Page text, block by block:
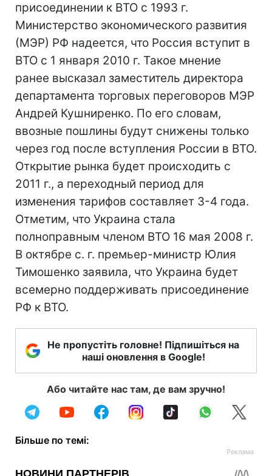
присоединении к ВТО с 1993 г.
Министерство экономического развития
(МЭР) РФ надеется, что Россия вступит в
ВТО с 1 января 2010 г. Такое мнение
ранее высказал заместитель директора
департамента торговых переговоров МЭР
Андрей Кушниренко. По его словам,
ввозные пошлины будут снижены только
через год после вступления России в ВТО.
Открытие рынка будет происходить с
2011 г., а переходный период для
изменения тарифов составляет 3-4 года.
Отметим, что Украина стала
полноправным членом ВТО 16 мая 2008 г.
В октябре с. г. премьер-министр Юлия
Тимошенко заявила, что Украина будет
всемерно поддерживать присоединение
РФ к ВТО.
Не пропустіть головне! Підпишіться на
наші оновлення в Google!
Або читайте нас там, де вам зручно!
Більше по темі: